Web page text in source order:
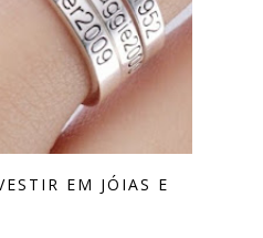
EM JÓIAS E